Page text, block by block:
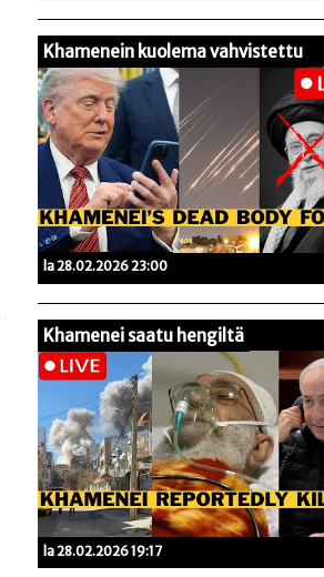
Khamenein kuolema vahvistettu
la 28.02.2026 23:00
Khamenei saatu hengiltä
la 28.02.2026 19:17